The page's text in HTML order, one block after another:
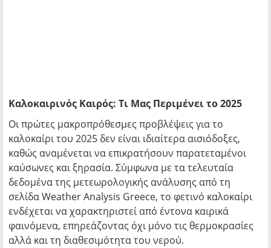
Καλοκαιρινός Καιρός: Τι Μας Περιμένει το 2025
Οι πρώτες μακροπρόθεσμες προβλέψεις για το
καλοκαίρι του 2025 δεν είναι ιδιαίτερα αισιόδοξες,
καθώς αναμένεται να επικρατήσουν παρατεταμένοι
καύσωνες και ξηρασία. Σύμφωνα με τα τελευταία
δεδομένα της μετεωρολογικής ανάλυσης από τη
σελίδα Weather Analysis Greece, το φετινό καλοκαίρι
ενδέχεται να χαρακτηριστεί από έντονα καιρικά
φαινόμενα, επηρεάζοντας όχι μόνο τις θερμοκρασίες
αλλά και τη διαθεσιμότητα του νερού.